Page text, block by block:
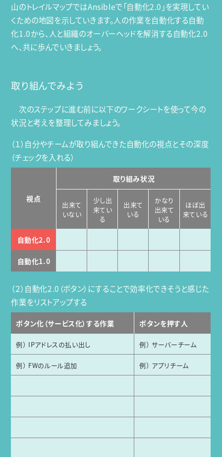
山のトレイルマップではAnsibleで「自動化2.0」を実現してい
くための地図を示していきます。人の作業を自動化する自動
化1.0から、人と組織のオーバーヘッドを解消する自動化2.0
へ、共に歩んでいきましょう。
取り組んでみよう
次のステップに進む前に以下のワークシートを使って今の
状況と考えを整理してみましょう。
（１）自分やチームが取り組んできた自動化の視点とその深度
（チェックを入れる）
視点
取り組み状況
出来て
いない
少し出
来てい
る
出来て
いる
かなり
出来て
いる
ほぼ出
来ている
自動化2.0
自動化1.0
（２）自動化2.0（ボタン）にすることで効率化できそうと感じた
作業をリストアップする
ボタン化（サービス化）する作業 ボタンを押す人
例） IPアドレスの払い出し 例） サーバーチーム
例） FWのルール追加 例） アプリチーム